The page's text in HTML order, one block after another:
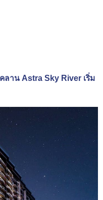
ลาน Astra Sky River เริ่ม